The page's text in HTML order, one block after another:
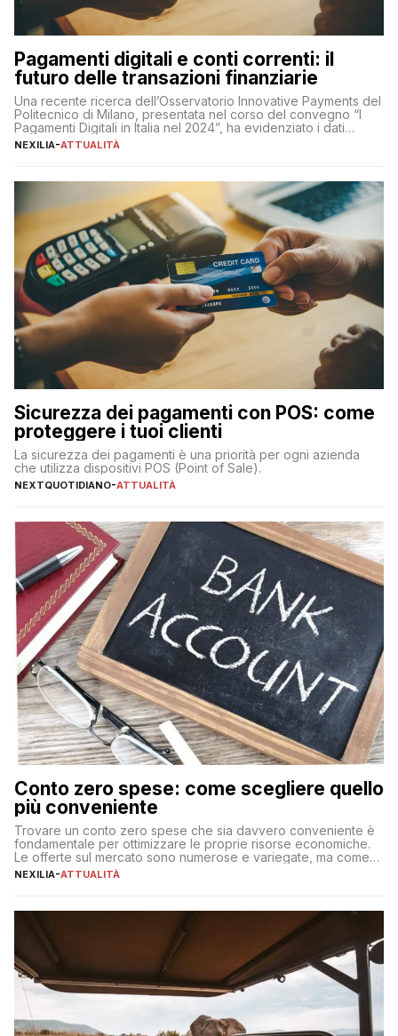
Pagamenti digitali e conti correnti: il
futuro delle transazioni finanziarie
Una recente ricerca dell’Osservatorio Innovative Payments del
Politecnico di Milano, presentata nel corso del convegno “I
Pagamenti Digitali in Italia nel 2024”, ha evidenziato i dati
definitivi del primo semestre 2024 relativamente alle
NEXILIA-ATTUALITÀ
Sicurezza dei pagamenti con POS: come
proteggere i tuoi clienti
La sicurezza dei pagamenti è una priorità per ogni azienda
che utilizza dispositivi POS (Point of Sale).
NEXTQUOTIDIANO-ATTUALITÀ
Conto zero spese: come scegliere quello
più conveniente
Trovare un conto zero spese che sia davvero conveniente è
fondamentale per ottimizzare le proprie risorse economiche.
Le offerte sul mercato sono numerose e variegate, ma come
individuare quella più adatta alle proprie esigenze senza
sul […]
NEXILIA-ATTUALITÀ